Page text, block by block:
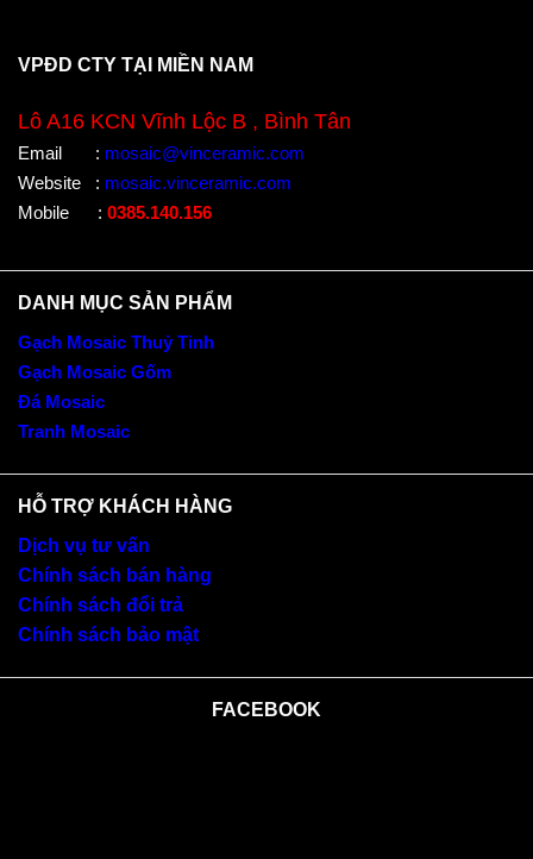
VPĐD CTY TẠI MIỀN NAM
Lô A16 KCN Vĩnh Lộc B , Bình Tân
Email : mosaic@vinceramic.com
Website
: mosaic.vinceramic.com
Mobile
: 0385.140.156
DANH MỤC SẢN PHẨM
Gạch Mosaic Thuỷ Tinh
Gạch Mosaic Gốm
Đá Mosaic
Tranh Mosaic
HỖ TRỢ KHÁCH HÀNG
Dịch vụ tư vấn
Chính sách bán hàng
Chính sách đổi trả
Chính sách bảo mật
FACEBOOK